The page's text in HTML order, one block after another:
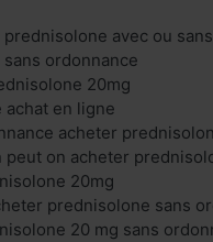
avec ou
ordonnance
20mg
en ligne
acheter
on acheter
20mg
prednisolone sans
20 mg sans